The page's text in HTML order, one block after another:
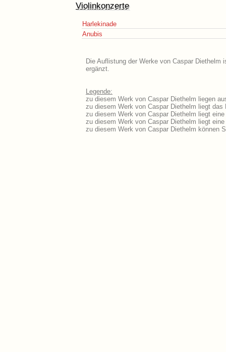
Violinkonzerte
Harlekinade
Anubis
Die Auflistung der Werke von Caspar
ergänzt.
Legende:
zu diesem Werk von Caspar Diethelm liegen
zu diesem Werk von Caspar Diethelm liegt das
zu diesem Werk von Caspar Diethelm liegt
zu diesem Werk von Caspar Diethelm liegt
zu diesem Werk von Caspar Diethelm können